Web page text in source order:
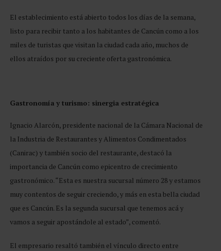
El establecimiento está abierto todos los días de la semana,
listo para recibir tanto a los habitantes de Cancún como a los
miles de turistas que visitan la ciudad cada año, muchos de
ellos atraídos por su creciente oferta gastronómica.
Gastronomía y turismo: sinergia estratégica
Ignacio Alarcón, presidente nacional de la Cámara Nacional de
la Industria de Restaurantes y Alimentos Condimentados
(Canirac) y también socio del restaurante, destacó la
importancia de Cancún como epicentro de crecimiento
gastronómico. “Esta es nuestra sucursal número 28 y estamos
muy contentos de seguir creciendo, y más en esta bella ciudad
que es Cancún. Es la segunda sucursal que tenemos acá y
vamos a seguir apostándole al estado”, comentó.
El empresario resaltó también el vínculo directo entre